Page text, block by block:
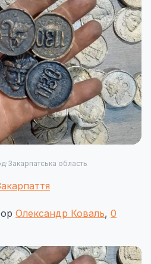
·Закарпатська область
Олександр Коваль, 0